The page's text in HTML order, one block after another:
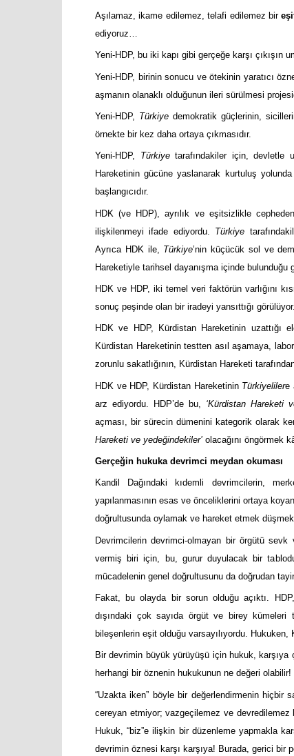
Aşılamaz, ikame edilemez, telafi edilemez bir
ediyoruz…
Yeni-HDP, bu iki kapı gibi gerçeğe karşı çıkışın
Yeni-HDP, birinin sonucu ve ötekinin yaratıcı
aşmanın olanaklı olduğunun ileri sürülmesi
Yeni-HDP, Türkiyedemokratik güçlerinin,
örnekte bir kez daha ortaya çıkmasıdır.
Yeni-HDP, Türkiyetarafındakiler için, devletle
Hareketinin gücüne yaslanarak kurtuluş
başlangıcıdır.
HDK (ve HDP), ayrılık ve eşitsizlikle
ilişkilenmeyi ifade ediyordu. Türkiye
Ayrıca HDK ile, Türkiye’nin küçücük sol ve
Hareketiyle tarihsel dayanışma içinde bulunduğu
HDK ve HDP, iki temel veri faktörün varlığını
sonuç peşinde olan bir iradeyi yansıttığı görülüyor.
HDK ve HDP, Kürdistan Hareketinin uzattığı
Kürdistan Hareketinin testten asıl aşamaya,
zorunlu sakatlığının, Kürdistan Hareketi
HDK ve HDP, Kürdistan Hareketinin Türkiyelilere
arz ediyordu. HDP’de bu, ‘Kürdistan Hareketi
açması, bir sürecin dümenini kategorik olarak
Hareketi ve yedeğindekiler’ olacağını öngörmek
Gerçeğin hukuka devrimci meydan okuması
Kandil Dağındaki kıdemli devrimcilerin,
yapılanmasının esas ve önceliklerini ortaya
doğrultusunda oylamak ve hareket etmek
Devrimcilerin devrimci-olmayan bir örgütü
vermiş biri için, bu, gurur duyulacak bir
mücadelenin genel doğrultusunu da doğrudan
Fakat, bu olayda bir sorun olduğu açıktı.
dışındaki çok sayıda örgüt ve birey
bileşenlerin eşit olduğu varsayılıyordu.
Bir devrimin büyük yürüyüşü için hukuk, karşıya
herhangi bir öznenin hukukunun ne değeri olabilir!
“Uzakta iken” böyle bir değerlendirmenin hiçbir
cereyan etmiyor; vazgeçilemez ve
Hukuk, “biz”e ilişkin bir düzenleme yapmakla
devrimin öznesi karşı karşıya! Burada, gerici bir